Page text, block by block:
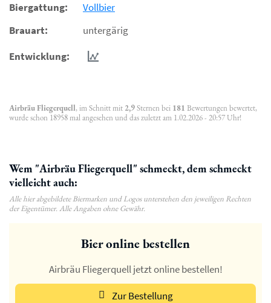
Biergattung:
Vollbier
Brauart:
untergärig
Entwicklung:
Airbräu Fliegerquell, im Schnitt mit 2,9Sternen bei 181 Bewertungen bewertet,
wurde schon 18958 mal angesehen und das zuletzt am 1.02.2026 - 20:57 Uhr!
Wem "Airbräu Fliegerquell" schmeckt, dem schmeckt
vielleicht auch:
Alle hier abgebildete Biermarken und Logos unterstehen den jeweiligen Rechten
der Eigentümer. Alle Angaben ohne Gewähr.
Bier online bestellen
Airbräu Fliegerquell jetzt online bestellen!
Zur Bestellung